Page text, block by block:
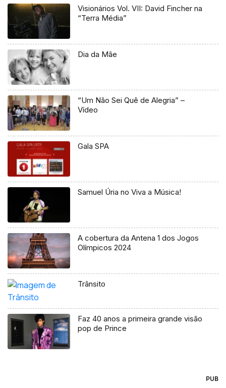
Visionários Vol. VII: David Fincher na
“Terra Média”
Dia da Mãe
“Um Não Sei Quê de Alegria” –
Vídeo
Gala SPA
Samuel Úria no Viva a Música!
A cobertura da Antena 1 dos Jogos
Olímpicos 2024
Trânsito
Faz 40 anos a primeira grande visão
pop de Prince
PUB